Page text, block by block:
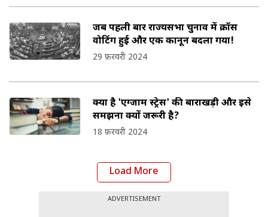
जब पहली बार राज्यसभा चुनाव में क्रॉस
वोटिंग हुई और एक कानून बदला गया!
29 फ़रवरी 2024
क्या है 'एग्जाम स्ट्रेस' की बाराखड़ी और इसे
समझना क्यों जरूरी है?
18 फ़रवरी 2024
Load More
ADVERTISEMENT